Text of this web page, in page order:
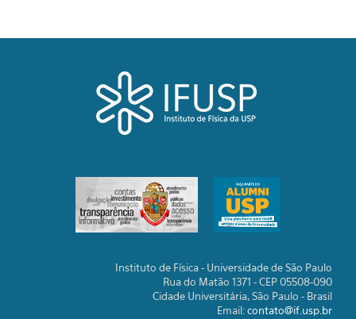
Instituto de Física - Universidade de São Paulo
Rua do Matão 1371 - CEP 05508-090
Cidade Universitária, São Paulo - Brasil
Email:contato@if.usp.br